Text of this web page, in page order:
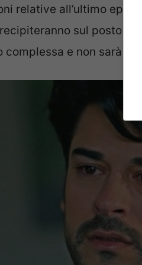
relative all’ultimo
sul posto
complessa e non sarà